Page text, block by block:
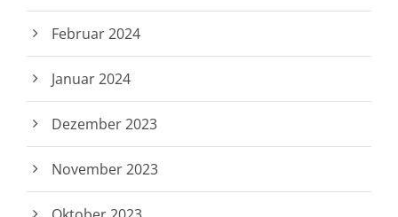
Februar 2024
Januar 2024
Dezember 2023
November 2023